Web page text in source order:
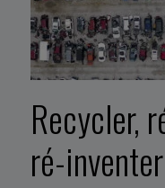
Recycler,
ré-inventer